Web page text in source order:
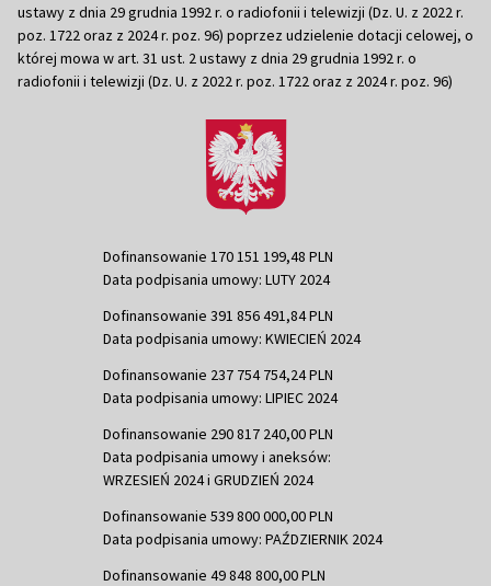
ustawy z dnia 29 grudnia 1992 r. o radiofonii i telewizji (Dz. U. z 2022 r.
poz. 1722 oraz z 2024 r. poz. 96) poprzez udzielenie dotacji celowej, o
której mowa w art. 31 ust. 2 ustawy z dnia 29 grudnia 1992 r. o
radiofonii i telewizji (Dz. U. z 2022 r. poz. 1722 oraz z 2024 r. poz. 96)
Dofinansowanie 170 151 199,48 PLN
Data podpisania umowy: LUTY 2024
Dofinansowanie 391 856 491,84 PLN
Data podpisania umowy: KWIECIEŃ 2024
Dofinansowanie 237 754 754,24 PLN
Data podpisania umowy: LIPIEC 2024
Dofinansowanie 290 817 240,00 PLN
Data podpisania umowy i aneksów:
WRZESIEŃ 2024 i GRUDZIEŃ 2024
Dofinansowanie 539 800 000,00 PLN
Data podpisania umowy: PAŹDZIERNIK 2024
Dofinansowanie 49 848 800,00 PLN